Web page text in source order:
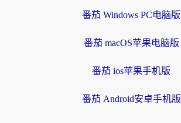
番茄 Windows PC电脑版
番茄 macOS苹果电脑版
番茄 ios苹果手机版
番茄 Android安卓手机版